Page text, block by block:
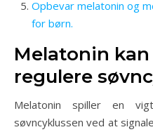
Opbevar melatonin og
for børn.
Melatonin
regulere
Melatonin spiller en
søvncyklussen ved at